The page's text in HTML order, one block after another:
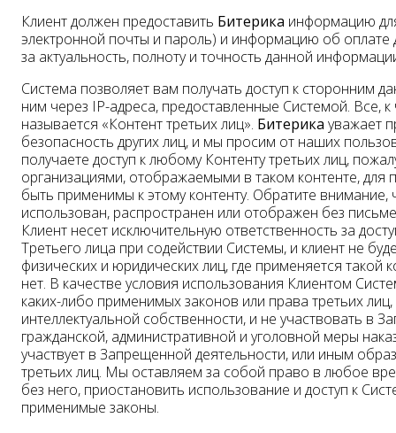
Клиент должен предоставить Битерика информацию
электронной почты и пароль) и информацию об оплате
за актуальность, полноту и точность данной
Система позволяет вам получать доступ к сторонним
ним через IP-адреса, предоставленные Системой. Все,
называется «Контент третьих лиц». Битерика уважает
безопасность других лиц, и мы просим от наших
получаете доступ к любому Контенту третьих лиц,
организациями, отображаемыми в таком контенте, для
быть применимы к этому контенту. Обратите
использован, распространен или отображен без
Клиент несет исключительную ответственность за
Третьего лица при содействии Системы, и клиент не
физических и юридических лиц, где применяется такой
нет. В качестве условия использования Клиентом
каких-либо применимых законов или права третьих
интеллектуальной собственности, и не участвовать
гражданской, административной и уголовной меры
участвует в Запрещенной деятельности, или иным
третьих лиц. Мы оставляем за собой право в любое
без него, приостановить использование и доступ к
применимые законы.